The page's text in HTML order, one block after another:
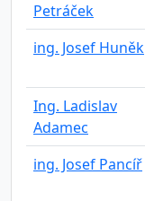
Petráček
ing. Josef Huněk
Ing. Ladislav
Adamec
ing. Josef Pancíř